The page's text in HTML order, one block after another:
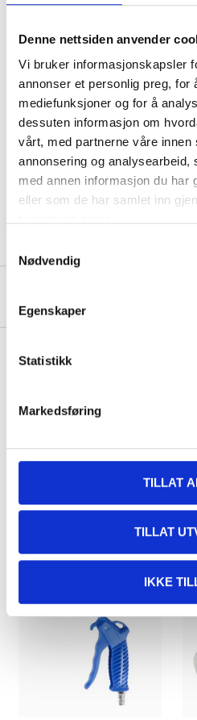
Denne nettsiden anvender
Vi bruker informasjonskapsler
annonser et personlig preg, for
mediefunksjoner og for å
dessuten informasjon om
vårt, med partnerne våre innen
annonsering og analysearbeid,
med annen informasjon du har
eller som de har samlet inn
Nødvendig
Egenskaper
Statistikk
Markedsføring
TILLAT
TILLAT
IKKE
Diameter
Internal diameter
Length
Operating temperature
Max. operating preassure
Material
Pay & Collect in your local
Other